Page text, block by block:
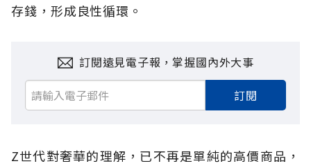
存錢，形成良性循環。
訂閱遠見電子報，掌握國內外大事
訂閱
Z世代對奢華的理解，已不再是單純的高價商品，